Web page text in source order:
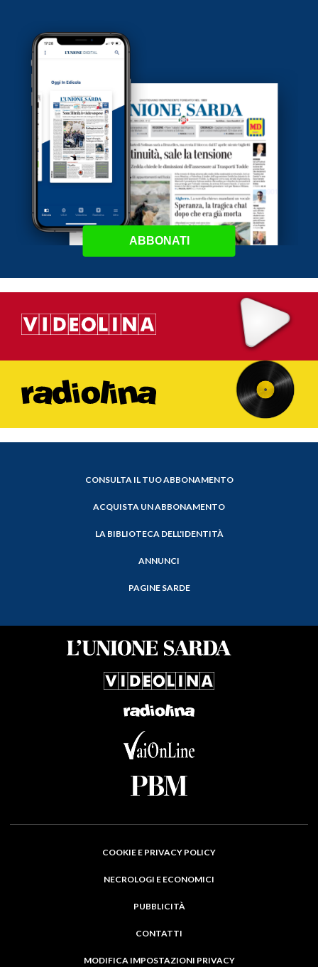
ABBONATI
CONSULTA IL TUO ABBONAMENTO
ACQUISTA UN ABBONAMENTO
LA BIBLIOTECA DELL'IDENTITÀ
ANNUNCI
PAGINE SARDE
COOKIE E PRIVACY POLICY
NECROLOGI E ECONOMICI
PUBBLICITÀ
CONTATTI
MODIFICA IMPOSTAZIONI PRIVACY